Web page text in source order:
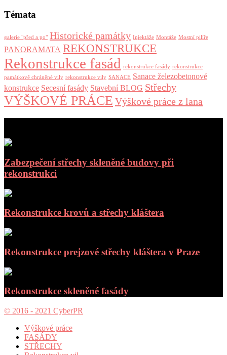
Témata
galerie "před a po" Historické památky Injektáže Montáže Mostní pilíře
PANORAMATA REKONSTRUKCE
Rekonstrukce fasád rekonstrukce fasády rekonstrukce
památkově chráněné vily rekonstrukce vily SANACE Sanace železobetonové
konstrukce Secesní fasády Stavební BLOG Střechy
VÝŠKOVÉ PRÁCE Výškové práce z lana
Zabezpečení střechy skleněné budovy při
rekonstrukci
Rekonstrukce krovů a střechy kláštera
Rekonstrukce prejzové střechy kláštera v Praze
Rekonstrukce skleněné fasády
© 2016 - 2021 CyberPR
Výškové práce
FASÁDY
STŘECHY